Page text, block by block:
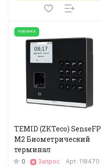
НОВИНКА
TEMID (ZKTeco) SenseFP
M2 Биометрический
терминал
0 Запрос Арт. 118470